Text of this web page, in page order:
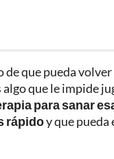
de que pueda volver
que le impide
para sanar
rápidoy que pueda